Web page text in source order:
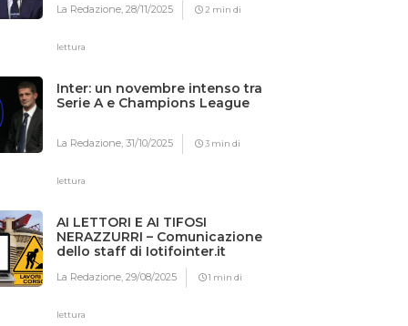
La Redazione,28/11/2025 2 min di
lettura
Inter: un novembre intenso tra
Serie A e Champions League
La Redazione,31/10/2025 3 min di
lettura
AI LETTORI E AI TIFOSI
NERAZZURRI – Comunicazione
dello staff di Iotifointer.it
La Redazione,29/08/2025 1 min di
lettura